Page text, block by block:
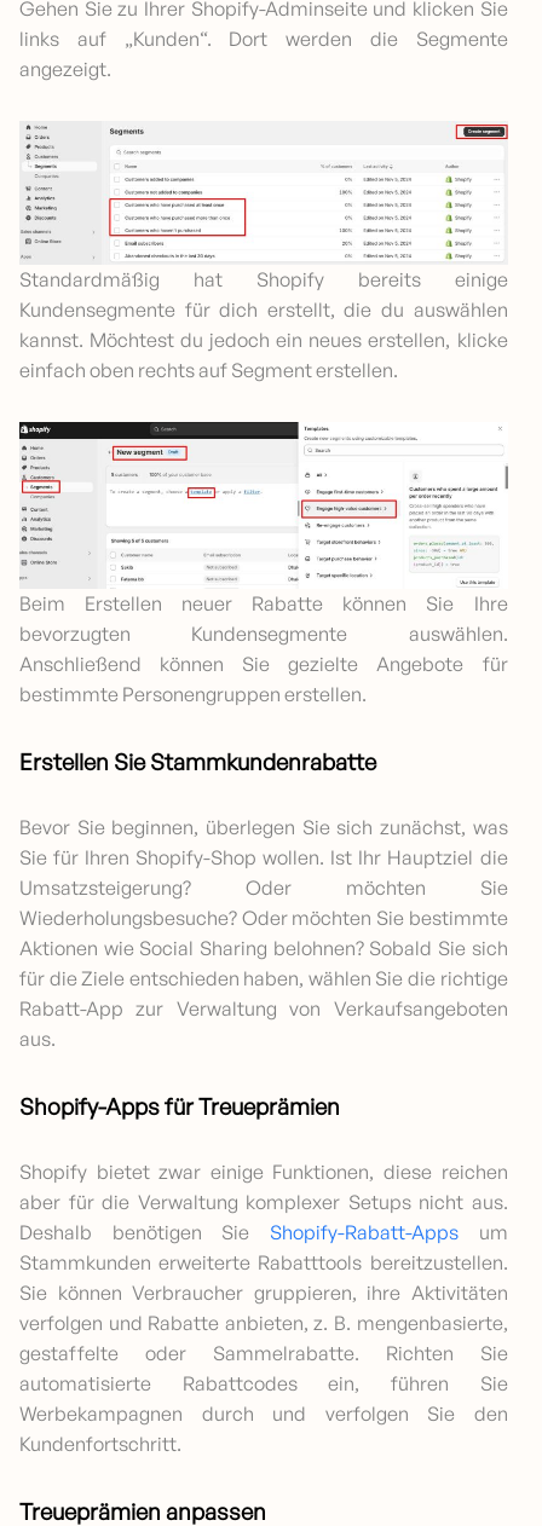
Gehen Sie zu Ihrer Shopify-Adminseite und klicken Sie
links auf „Kunden“. Dort werden die Segmente
angezeigt.
Standardmäßig hat Shopify bereits einige
Kundensegmente für dich erstellt, die du auswählen
kannst. Möchtest du jedoch ein neues erstellen, klicke
einfach oben rechts auf Segment erstellen.
Beim Erstellen neuer Rabatte können Sie Ihre
bevorzugten Kundensegmente auswählen.
Anschließend können Sie gezielte Angebote für
bestimmte Personengruppen erstellen.
Erstellen Sie Stammkundenrabatte
Bevor Sie beginnen, überlegen Sie sich zunächst, was
Sie für Ihren Shopify-Shop wollen. Ist Ihr Hauptziel die
Umsatzsteigerung? Oder möchten Sie
Wiederholungsbesuche? Oder möchten Sie bestimmte
Aktionen wie Social Sharing belohnen? Sobald Sie sich
für die Ziele entschieden haben, wählen Sie die richtige
Rabatt-App zur Verwaltung von Verkaufsangeboten
aus.
Shopify-Apps für Treueprämien
Shopify bietet zwar einige Funktionen, diese reichen
aber für die Verwaltung komplexer Setups nicht aus.
Deshalb benötigen Sie Shopify-Rabatt-Apps um
Stammkunden erweiterte Rabatttools bereitzustellen.
Sie können Verbraucher gruppieren, ihre Aktivitäten
verfolgen und Rabatte anbieten, z. B. mengenbasierte,
gestaffelte oder Sammelrabatte. Richten Sie
automatisierte Rabattcodes ein, führen Sie
Werbekampagnen durch und verfolgen Sie den
Kundenfortschritt.
Treueprämien anpassen